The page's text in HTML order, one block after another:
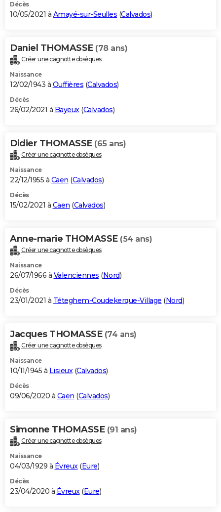
Décès
10/05/2021 à Amayé-sur-Seulles (Calvados)
Daniel THOMASSE (78 ans)
Créer une cagnotte obsèques
Naissance
12/02/1943 à Ouffières (Calvados)
Décès
26/02/2021 à Bayeux(Calvados)
Didier THOMASSE (65 ans)
Créer une cagnotte obsèques
Naissance
22/12/1955 à Caen (Calvados)
Décès
15/02/2021 à Caen (Calvados)
Anne-marie THOMASSE (54 ans)
Créer une cagnotte obsèques
Naissance
26/07/1966 à Valenciennes (Nord)
Décès
23/01/2021 à Téteghem-Coudekerque-Village (Nord)
Jacques THOMASSE (74 ans)
Créer une cagnotte obsèques
Naissance
10/11/1945 à Lisieux(Calvados)
Décès
09/06/2020 à Caen (Calvados)
Simonne THOMASSE (91 ans)
Créer une cagnotte obsèques
Naissance
04/03/1929 à Évreux(Eure)
Décès
23/04/2020 à Évreux(Eure)